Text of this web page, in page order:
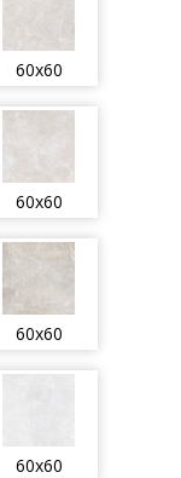
60x60
60x60
60x60
60x60